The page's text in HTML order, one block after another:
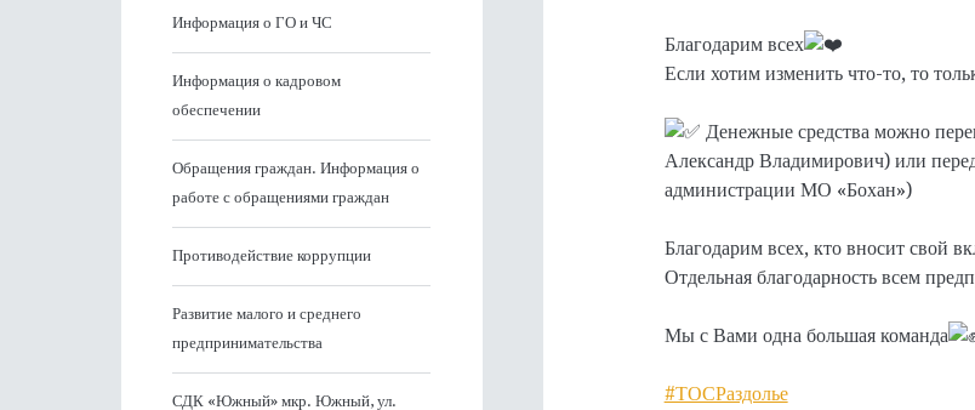
Благодарим всех
Если хотим изменить что-то, то
Денежные средства можно
Александр Владимирович) или
администрации МО «Бохан»)
Благодарим всех, кто вносит свой
Отдельная благодарность всем
Мы с Вами одна большая команда
#ТОСРаздолье
Информация о ГО и ЧС
Информация о кадровом
обеспечении
Обращения граждан. Информация о
работе с обращениями граждан
Противодействие коррупции
Развитие малого и среднего
предпринимательства
СДК «Южный» мкр. Южный, ул.